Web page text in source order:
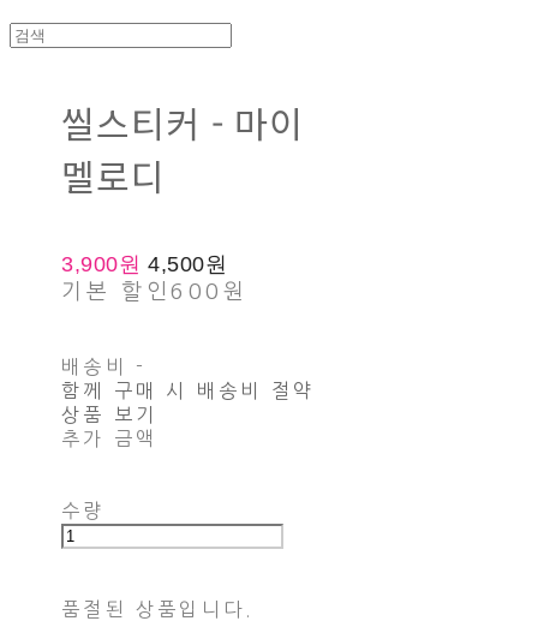
씰스티커 - 마이
멜로디
3,900원 4,500원
기본 할인600원
배송비 -
함께 구매 시 배송비 절약
상품 보기
추가 금액
수량
품절된 상품입니다.